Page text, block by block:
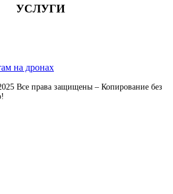
УСЛУГИ
на дронах
Все права защищены – Копирование без